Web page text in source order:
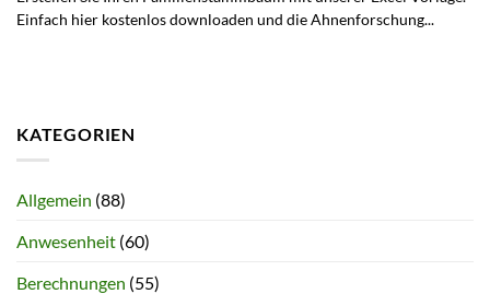
Einfach hier kostenlos downloaden und die Ahnenforschung...
KATEGORIEN
Allgemein (88)
Anwesenheit (60)
Berechnungen (55)